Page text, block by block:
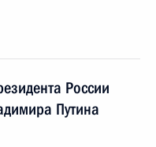
России
Путина